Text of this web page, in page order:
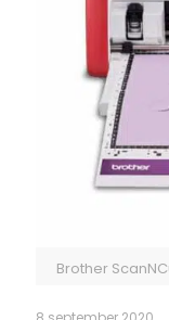
Brother